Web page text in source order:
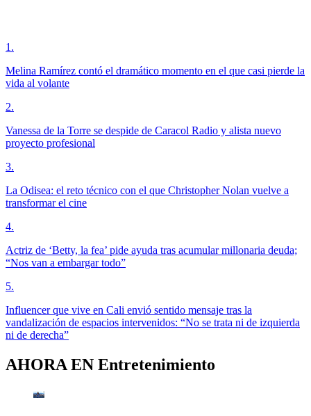
1 .
Melina Ramírez contó el dramático momento en el que casi pierde la
vida al volante
2.
Vanessa de la Torre se despide de Caracol Radio y alista nuevo
proyecto profesional
3.
La Odisea: el reto técnico con el que Christopher Nolan vuelve a
transformar el cine
4.
Actriz de ‘Betty, la fea’ pide ayuda tras acumular millonaria deuda;
“Nos van a embargar todo”
5.
Influencer que vive en Cali envió sentido mensaje tras la
vandalización de espacios intervenidos: “No se trata ni de izquierda
ni de derecha”
AHORA EN Entretenimiento